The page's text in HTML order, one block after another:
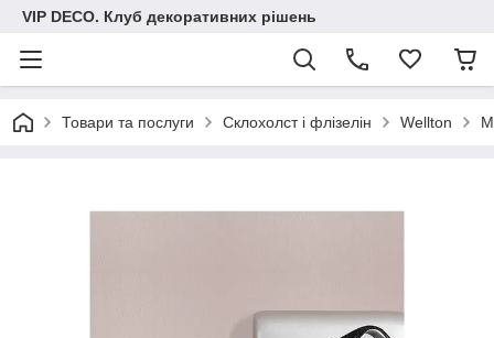
VIP DECO. Клуб декоративних рішень
Товари та послуги Склохолст і флізелін Wellton